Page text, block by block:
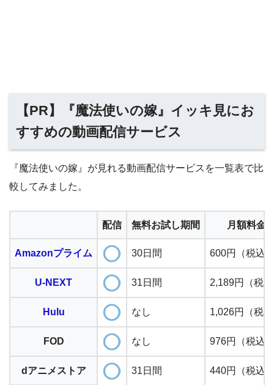
【PR】『魔法使いの嫁』イッキ見にお
すすめの動画配信サービス
『魔法使いの嫁』が見れる動画配信サービスを一覧表で比
較してみました。
配信 無料お試し期間 月額料金
Amazonプライム 30日間 600円（税込
U-NEXT 31日間 2,189円（税
Hulu なし 1,026円（税
FOD なし 976円（税込
dアニメストア 31日間 440円（税込